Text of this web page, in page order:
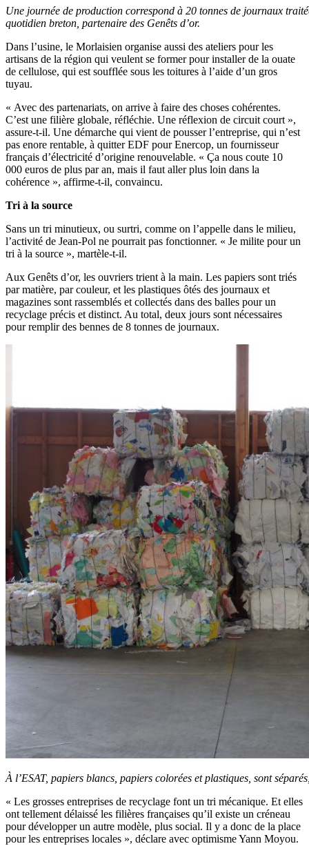
Une journée de production correspond à 20 tonnes de journaux
quotidien breton, partenaire des Genêts d’or.
Dans l’usine, le Morlaisien organise aussi des ateliers pour les
artisans de la région qui veulent se former pour installer de la ouate
de cellulose, qui est soufflée sous les toitures à l’aide d’un gros
tuyau.
« Avec des partenariats, on arrive à faire des choses cohérentes.
C’est une filière globale, réfléchie. Une réflexion de circuit court »,
assure-t-il. Une démarche qui vient de pousser l’entreprise, qui n’est
pas enore rentable, à quitter EDF pour Enercop, un fournisseur
français d’électricité d’origine renouvelable. « Ça nous coute 10
000 euros de plus par an, mais il faut aller plus loin dans la
cohérence », affirme-t-il, convaincu.
Tri à la source
Sans un tri minutieux, ou surtri, comme on l’appelle dans le milieu,
l’activité de Jean-Pol ne pourrait pas fonctionner. « Je milite pour un
tri à la source », martèle-t-il.
Aux Genêts d’or, les ouvriers trient à la main. Les papiers sont triés
par matière, par couleur, et les plastiques ôtés des journaux et
magazines sont rassemblés et collectés dans des balles pour un
recyclage précis et distinct. Au total, deux jours sont nécessaires
pour remplir des bennes de 8 tonnes de journaux.
À l’ESAT, papiers blancs, papiers colorées et plastiques, sont
« Les grosses entreprises de recyclage font un tri mécanique. Et elles
ont tellement délaissé les filières françaises qu’il existe un créneau
pour développer un autre modèle, plus social. Il y a donc de la place
pour les entreprises locales », déclare avec optimisme Yann Moyou.